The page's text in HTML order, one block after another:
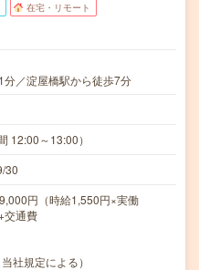
在宅・リモート
／淀屋橋駅から徒歩7分
12:00～13:00）
30
円（時給1,550円×実働
交通費
社規定による）